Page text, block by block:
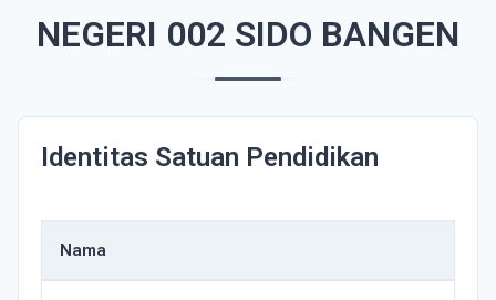
NEGERI 002 SIDO BANGEN
Identitas Satuan Pendidikan
Nama